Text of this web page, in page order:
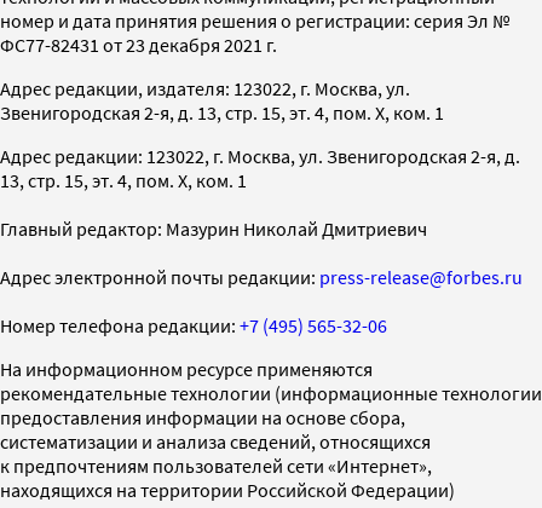
номер и дата принятия решения о регистрации: серия Эл №
ФС77-82431 от 23 декабря 2021 г.
Адрес редакции, издателя: 123022, г. Москва, ул.
Звенигородская 2-я, д. 13, стр. 15, эт. 4, пом. X, ком. 1
Адрес редакции: 123022, г. Москва, ул. Звенигородская 2-я, д.
13, стр. 15, эт. 4, пом. X, ком. 1
Главный редактор: Мазурин Николай Дмитриевич
Адрес электронной почты редакции: press-release@forbes.ru
Номер телефона редакции: +7 (495) 565-32-06
На информационном ресурсе применяются
рекомендательные технологии (информационные технологии
предоставления информации на основе сбора,
систематизации и анализа сведений, относящихся
к предпочтениям пользователей сети «Интернет»,
находящихся на территории Российской Федерации)